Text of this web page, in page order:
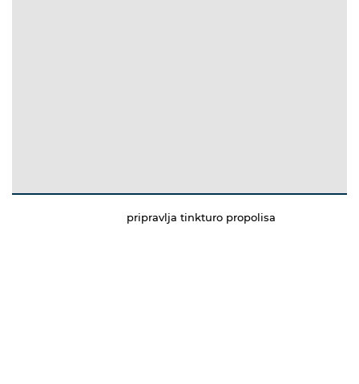
pripravlja tinkturo propolisa